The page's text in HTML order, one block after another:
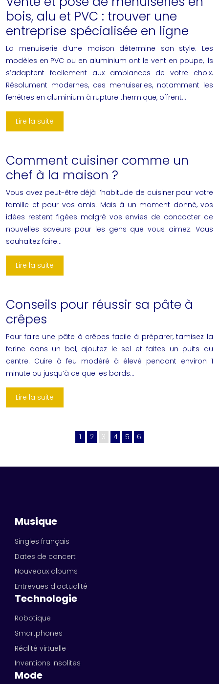
bois, alu et PVC : trouver une
entreprise spécialisée en ligne
La menuiserie d’une maison détermine son style. Les
modèles en PVC ou en aluminium ont le vent en poupe, ils
s’adaptent facilement aux ambiances de votre choix.
Résolument modernes, ces menuiseries, notamment les
fenêtres en aluminium à rupture thermique, offrent…
Lire la suite
Comment cuisiner comme un
chef à la maison ?
Vous avez peut-être déjà l’habitude de cuisiner pour votre
famille et pour vos amis. Mais à un moment donné, vos
idées restent figées malgré vos envies de concocter de
nouvelles saveurs pour les gens que vous aimez. Vous
souhaitez faire…
Lire la suite
Conseils pour réussir sa pâte à
crêpes
Pour faire une pâte à crêpes facile à préparer, tamisez la
farine dans un bol, ajoutez le sel et faites un puits au
centre. Cuire à feu modéré à élevé pendant environ 1
minute ou jusqu’à ce que les bords…
Lire la suite
1 2 3 4 5 6
Musique
Singles français
Dates de concert
Nouveaux albums
Entrevues d'actualité
Technologie
Robotique
Smartphones
Réalité virtuelle
Inventions insolites
Mode